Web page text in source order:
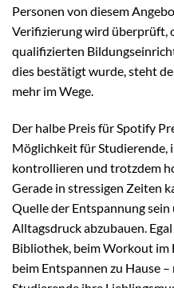
Personen von diesem
Verifizierung wird überprüft,
qualifizierten
dies bestätigt wurde, steht
mehr im Wege.
Der halbe Preis für Spotify
Möglichkeit für Studierende,
kontrollieren und trotzdem
Gerade in stressigen Zeiten
Quelle der Entspannung sein
Alltagsdruck abzubauen.
Bibliothek, beim Workout im
beim Entspannen zu Hause